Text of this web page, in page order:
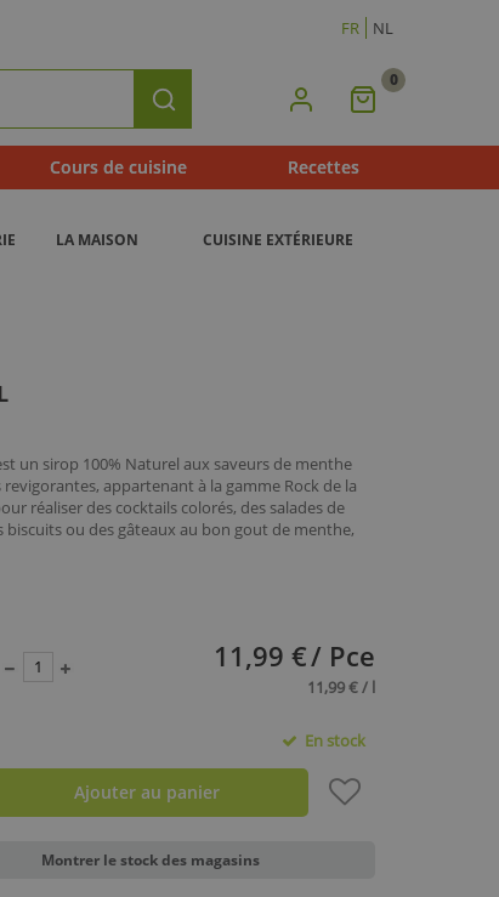
FR NL
Rechercher Mon
0
Cours de cuisine Recettes
LA MAISON CUISINE EXTÉRIEURE
un sirop 100% Naturel aux saveurs de menthe
appartenant à la gamme Rock de la
réaliser des cocktails colorés, des salades de
ou des gâteaux au bon gout de menthe,
11,99 €/ Pce
11,99 € / l
En stock
Ajouter au panier
Montrer le stock des magasins